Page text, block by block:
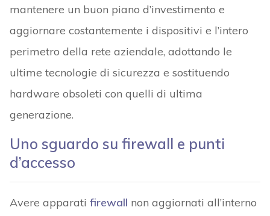
mantenere un buon piano d’investimento e
aggiornare costantemente i dispositivi e l’intero
perimetro della rete aziendale, adottando le
ultime tecnologie di sicurezza e sostituendo
hardware obsoleti con quelli di ultima
generazione.
Uno sguardo su firewall e punti
d’accesso
Avere apparati firewall non aggiornati all’interno